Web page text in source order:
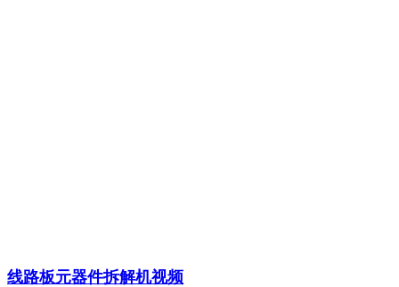
线路板元器件拆解机视频